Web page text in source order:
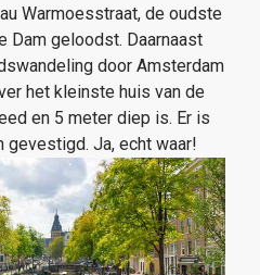
Warmoesstraat, de oudste
Dam geloodst. Daarnaast
door Amsterdam
het kleinste huis van de
en 5 meter diep is. Er is
gevestigd. Ja, echt waar!